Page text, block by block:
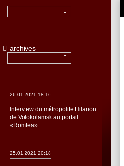
archives
26.01.2021 18:16
Interview du métropolite Hilarion
de Volokolamsk au portail
«Romfea»
25.01.2021 20:18